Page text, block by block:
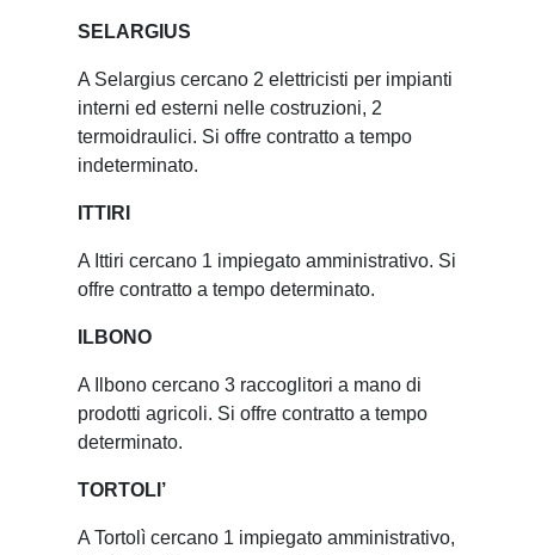
SELARGIUS
A Selargius cercano 2 elettricisti per impianti
interni ed esterni nelle costruzioni, 2
termoidraulici. Si offre contratto a tempo
indeterminato.
ITTIRI
A Ittiri cercano 1 impiegato amministrativo. Si
offre contratto a tempo determinato.
ILBONO
A Ilbono cercano 3 raccoglitori a mano di
prodotti agricoli. Si offre contratto a tempo
determinato.
TORTOLI’
A Tortolì cercano 1 impiegato amministrativo,